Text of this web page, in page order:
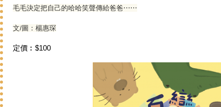
毛毛決定把自己的哈哈笑聲傳給爸爸⋯⋯
文/圖：楊惠琛
定價︰$100